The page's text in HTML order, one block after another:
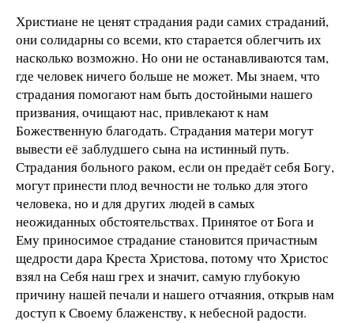
Христиане не ценят страдания ради самих страданий,
они солидарны со всеми, кто старается облегчить их
насколько возможно. Но они не останавливаются там,
где человек ничего больше не может. Мы знаем, что
страдания помогают нам быть достойными нашего
призвания, очищают нас, привлекают к нам
Божественную благодать. Страдания матери могут
вывести её заблудшего сына на истинный путь.
Страдания больного раком, если он предаёт себя Богу,
могут принести плод вечности не только для этого
человека, но и для других людей в самых
неожиданных обстоятельствах. Принятое от Бога и
Ему приносимое страдание становится причастным
щедрости дара Креста Христова, потому что Христос
взял на Себя наш грех и значит, самую глубокую
причину нашей печали и нашего отчаяния, открыв нам
доступ к Своему блаженству, к небесной радости.